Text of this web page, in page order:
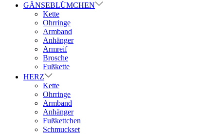
GÄNSEBLÜMCHEN
Kette
Ohrringe
Armband
Anhänger
Armreif
Brosche
Fußkette
HERZ
Kette
Ohrringe
Armband
Anhänger
Fußkettchen
Schmuckset